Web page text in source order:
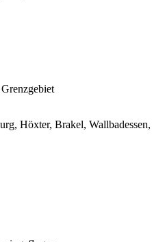
Höxter, Brakel,